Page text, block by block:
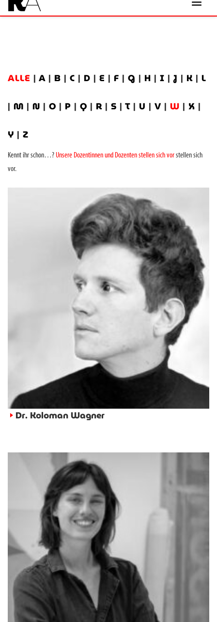
ALLE | A | B | C | D | E | F | G | H | I |J | K | L
| M | N | O | P | Q | R | S | T | U | V | W | X |
Y | Z
Kennt ihr schon…? Unsere Dozentinnen und Dozenten stellen sich vorstellen sich
vor.
► Dr. Koloman Wagner